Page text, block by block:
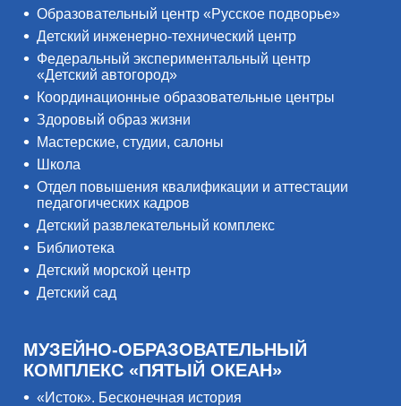
Образовательный центр «Русское подворье»
Детский инженерно-технический центр
Федеральный экспериментальный центр
«Детский автогород»
Координационные образовательные центры
Здоровый образ жизни
Мастерские, студии, салоны
Школа
Отдел повышения квалификации и аттестации
педагогических кадров
Детский развлекательный комплекс
Библиотека
Детский морской центр
Детский сад
МУЗЕЙНО-ОБРАЗОВАТЕЛЬНЫЙ
КОМПЛЕКС «ПЯТЫЙ ОКЕАН»
«Исток». Бесконечная история